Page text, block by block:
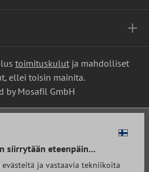
toimituskulutja mahdolliset
ellei toisin mainita.
by Mosafil GmbH
siirrytään eteenpäin...
ja vastaavia tekniikoita